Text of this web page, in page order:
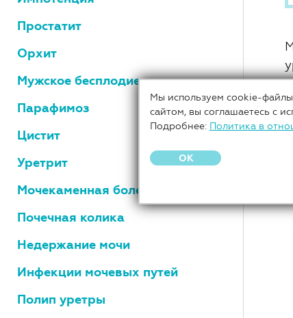
Простатит
Орхит
Мужское бесплодие
Парафимоз
Цистит
Уретрит
Мочекаменная болезнь
Почечная колика
Недержание мочи
Инфекции мочевых путей
Полип уретры
Мы используем cookie-файлы
сайтом, вы соглашаетесь с
Подробнее: Политика в
OK